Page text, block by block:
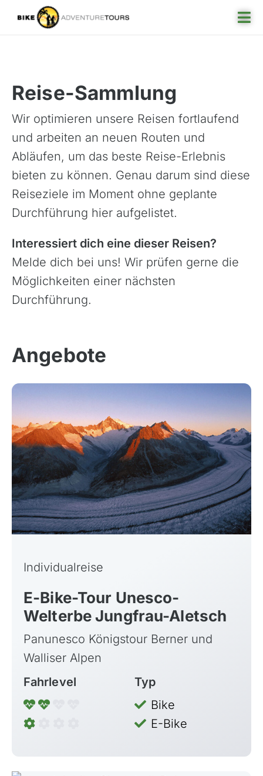
Reiseziel
Angebote
Rund ums Reisen
Über uns
Reise-Sammlung
Wir optimieren unsere Reisen fortlaufend
und arbeiten an neuen Routen und
Abläufen, um das beste Reise-Erlebnis
bieten zu können. Genau darum sind diese
Reiseziele im Moment ohne geplante
Durchführung hier aufgelistet.
Interessiert dich eine dieser Reisen?
Melde dich bei uns! Wir prüfen gerne die
Möglichkeiten einer nächsten
Durchführung.
Angebote
Individualreise
E-Bike-Tour Unesco-
Welterbe Jungfrau-Aletsch
Panunesco Königstour Berner und
Walliser Alpen
Fahrlevel
Typ
Bike
E-Bike